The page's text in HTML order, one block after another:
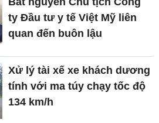
ty Đầu tư y tế Việt Mỹ liên
quan đến buôn lậu
Xử lý tài xế xe khách dương
tính với ma túy chạy tốc độ
134 km/h